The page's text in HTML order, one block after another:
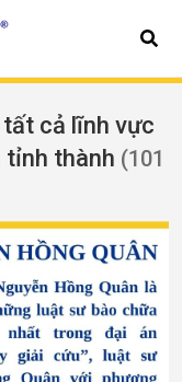
cả lĩnh vực
tỉnh thành (101